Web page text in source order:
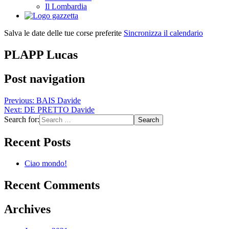
Il Lombardia
Salva le date delle tue corse preferite Sincronizza il calendario
PLAPP Lucas
Post navigation
Previous: BAIS Davide
Next: DE PRETTO Davide
Search for:
Recent Posts
Ciao mondo!
Recent Comments
Archives